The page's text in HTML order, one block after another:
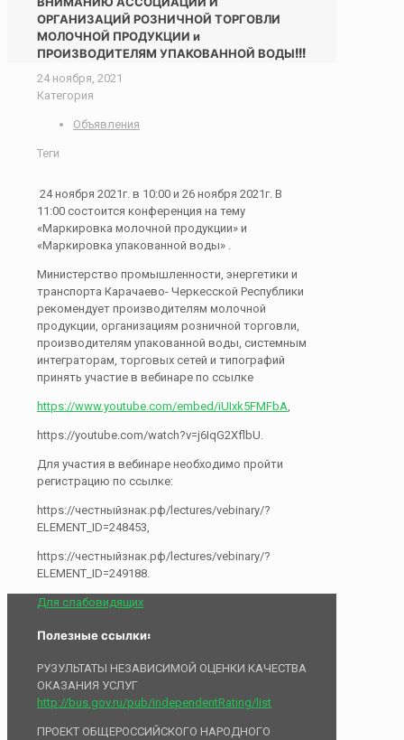
ОРГАНИЗАЦИЙ РОЗНИЧНОЙ ТОРГОВЛИ
МОЛОЧНОЙ ПРОДУКЦИИ и
ПРОИЗВОДИТЕЛЯМ УПАКОВАННОЙ ВОДЫ!!!
24 ноября, 2021
Категория
Объявления
Теги
24 ноября 2021г. в 10:00 и 26 ноября 2021г. В
11:00 состоится конференция на тему
«Маркировка молочной продукции» и
«Маркировка упакованной воды» .
Министерство промышленности, энергетики и
транспорта Карачаево- Черкесской Республики
рекомендует производителям молочной
продукции, организациям розничной торговли,
производителям упакованной воды, системным
интеграторам, торговых сетей и типографий
принять участие в вебинаре по ссылке
https://www.youtube.com/embed/iUIxk5FMFbA,
https://youtube.com/watch?v=j6IqG2XflbU.
Для участия в вебинаре необходимо пройти
регистрацию по ссылке:
https://честныйзнак.рф/lectures/vebinary/?
ELEMENT_ID=248453,
https://честныйзнак.рф/lectures/vebinary/?
ELEMENT_ID=249188.
Для слабовидящих
Полезные ссылки:
РУЗУЛЬТАТЫ НЕЗАВИСИМОЙ ОЦЕНКИ КАЧЕСТВА
ОКАЗАНИЯ УСЛУГ
http://bus.gov.ru/pub/independentRating/list
ПРОЕКТ ОБЩЕРОССИЙСКОГО НАРОДНОГО